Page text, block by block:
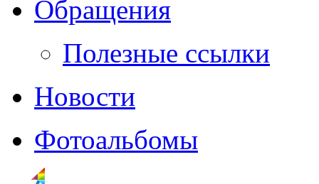
Обращения
Полезные ссылки
Новости
Фотоальбомы